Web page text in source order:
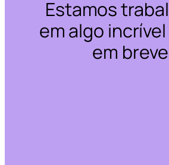
Estamos
em algo
em